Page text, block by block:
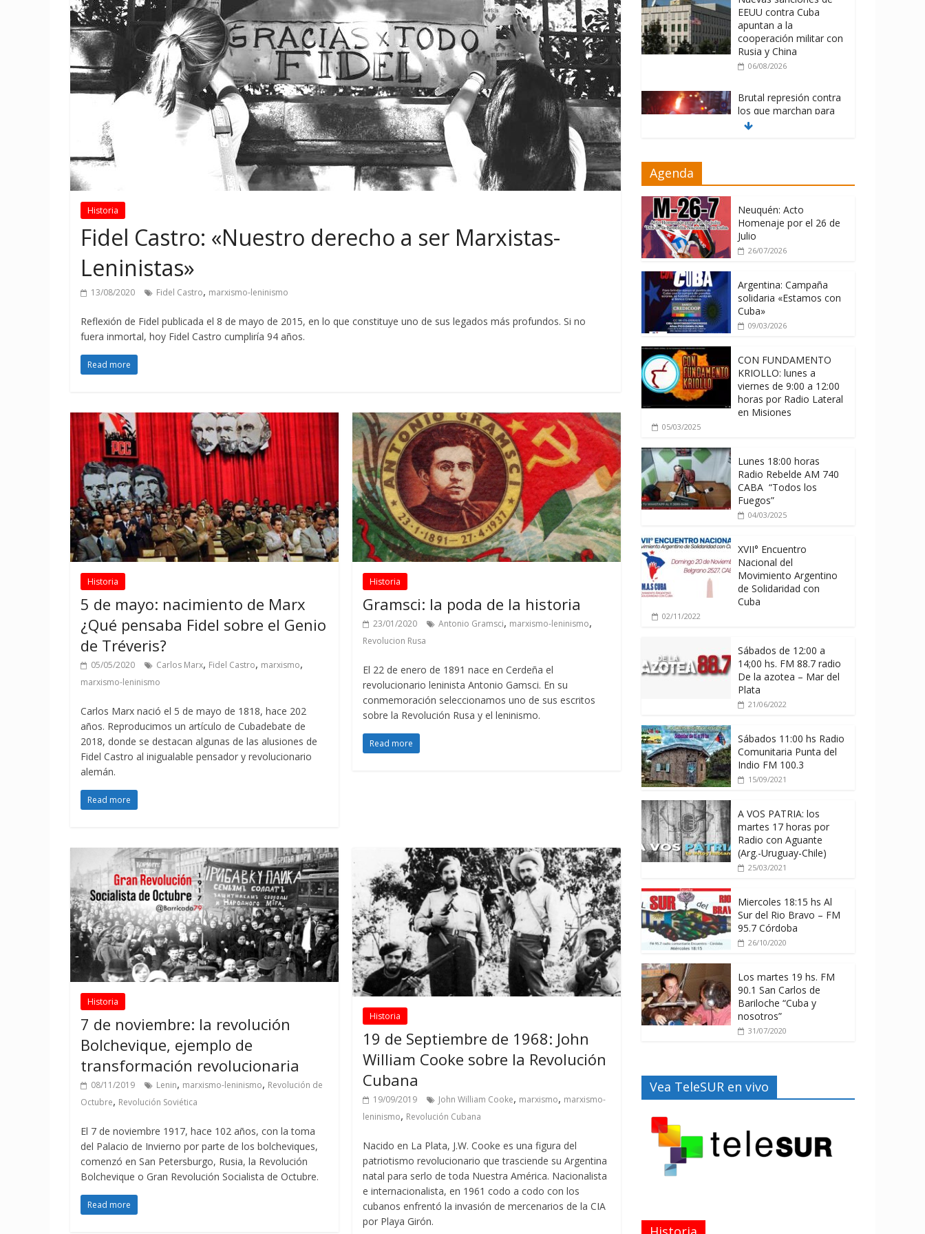
Historia
Fidel Castro: «Nuestro derecho a ser Marxistas-
Leninistas»
13/08/2020 Fidel Castro, marxismo-leninismo
Reflexión de Fidel publicada el 8 de mayo de 2015, en lo que constituye uno de sus legados más profundos. Si no
fuera inmortal, hoy Fidel Castro cumpliría 94 años.
Read more
Historia
5 de mayo: nacimiento de Marx
¿Qué pensaba Fidel sobre el Genio
de Tréveris?
05/05/2020 Carlos Marx, Fidel Castro, marxismo,
marxismo-leninismo
Carlos Marx nació el 5 de mayo de 1818, hace 202
años. Reproducimos un artículo de Cubadebate de
2018, donde se destacan algunas de las alusiones de
Fidel Castro al inigualable pensador y revolucionario
alemán.
Read more
Historia
Gramsci: la poda de la historia
23/01/2020 Antonio Gramsci, marxismo-leninismo,
Revolucion Rusa
El 22 de enero de 1891 nace en Cerdeña el
revolucionario leninista Antonio Gamsci. En su
conmemoración seleccionamos uno de sus escritos
sobre la Revolución Rusa y el leninismo.
Read more
Historia
7 de noviembre: la revolución
Bolchevique, ejemplo de
transformación revolucionaria
08/11/2019 Lenin, marxismo-leninismo, Revolución de
Octubre, Revolución Soviética
El 7 de noviembre 1917, hace 102 años, con la toma
del Palacio de Invierno por parte de los bolcheviques,
comenzó en San Petersburgo, Rusia, la Revolución
Bolchevique o Gran Revolución Socialista de Octubre.
Read more
Historia
19 de Septiembre de 1968: John
William Cooke sobre la Revolución
Cubana
19/09/2019 John William Cooke, marxismo, marxismo-
leninismo, Revolución Cubana
Nacido en La Plata, J.W. Cooke es una figura del
patriotismo revolucionario que trasciende su Argentina
natal para serlo de toda Nuestra América. Nacionalista
e internacionalista, en 1961 codo a codo con los
cubanos enfrentó la invasión de mercenarios de la CIA
por Playa Girón.
EEUU contra Cuba
apuntan a la
cooperación militar con
Rusia y China
06/08/2026
Brutal represión contra
los que marchan para
que no se venda la
La ONU condena
contra Cuba
06/08/2026
Agenda
Neuquén: Acto
Homenaje por el 26 de
Julio
26/07/2026
Argentina: Campaña
solidaria «Estamos con
Cuba»
09/03/2026
CON FUNDAMENTO
KRIOLLO: lunes a
viernes de 9:00 a 12:00
horas por Radio Lateral
en Misiones
05/03/2025
Lunes 18:00 horas
Radio Rebelde AM 740
CABA “Todos los
Fuegos”
04/03/2025
XVII° Encuentro
Nacional del
Movimiento Argentino
de Solidaridad con
Cuba
02/11/2022
Sábados de 12:00 a
14;00 hs. FM 88.7 radio
De la azotea – Mar del
Plata
21/06/2022
Sábados 11:00 hs Radio
Comunitaria Punta del
Indio FM 100.3
15/09/2021
A VOS PATRIA: los
martes 17 horas por
Radio con Aguante
(Arg.-Uruguay-Chile)
25/03/2021
Miercoles 18:15 hs Al
Sur del Rio Bravo – FM
95.7 Córdoba
26/10/2020
Los martes 19 hs. FM
90.1 San Carlos de
Bariloche “Cuba y
nosotros”
31/07/2020
Vea TeleSUR en vivo